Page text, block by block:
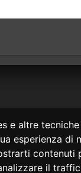
e altre
esperienza di
contenuti
il
DAL 1995 -
e non è